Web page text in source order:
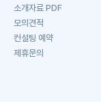
소개자료 PDF
모의견적
컨설팅 예약
제휴문의